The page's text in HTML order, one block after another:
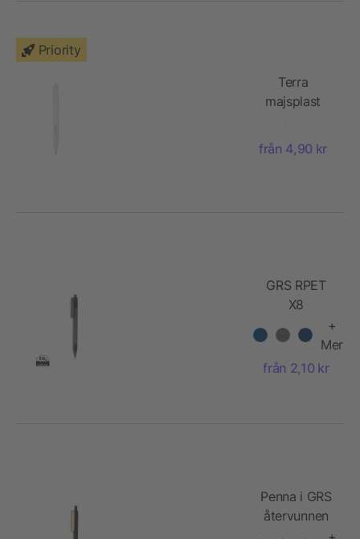
Priority
Terra
majsplast
från 4,90 kr
GRS RPET
X8
transparent
penna
+
Mer
från 2,10 kr
Penna i GRS
återvunnen